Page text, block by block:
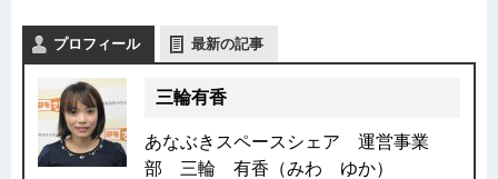
プロフィール 最新の記事
三輪有香
あなぶきスペースシェア 運営事業
部 三輪 有香（みわ ゆか）